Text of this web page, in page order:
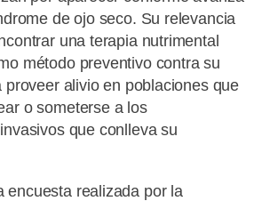
de ojo seco. Su relevancia
una terapia nutrimental
método preventivo contra su
proveer alivio en poblaciones que
o someterse a los
que conlleva su
encuesta realizada por la